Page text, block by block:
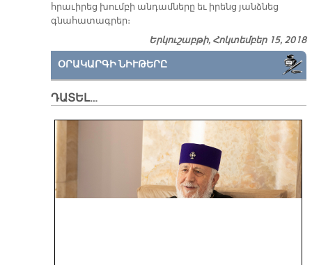
հրաւիրեց խումբի անդամները եւ իրենց յանձնեց
գնահատագրեր։
Երկուշաբթի, Հոկտեմբեր 15, 2018
ՕՐԱԿԱՐԳԻ ՆԻՒԹԵՐԸ
ԴԱՏԵԼ…